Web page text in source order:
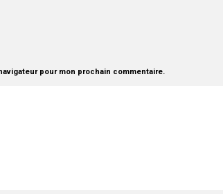
pour mon prochain commentaire.